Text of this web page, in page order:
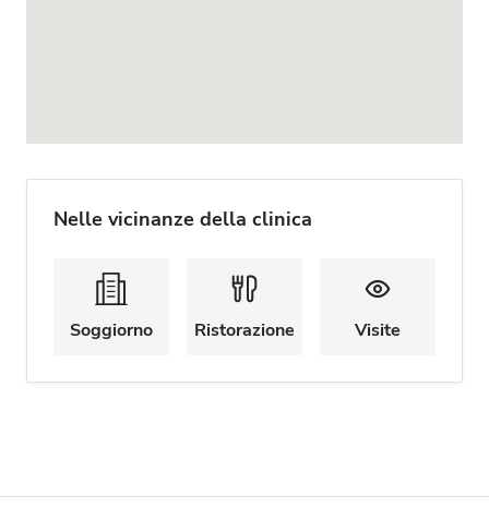
Nelle vicinanze della clinica
Soggiorno Ristorazione Visite